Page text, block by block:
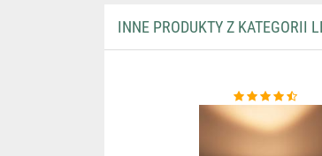
INNE PRODUKTY Z KATEGORII